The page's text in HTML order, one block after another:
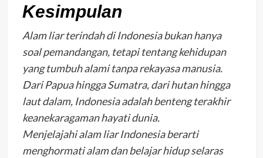
Kesimpulan
Alam liar terindah di Indonesia bukan hanya
soal pemandangan, tetapi tentang kehidupan
yang tumbuh alami tanpa rekayasa manusia.
Dari Papua hingga Sumatra, dari hutan hingga
laut dalam, Indonesia adalah benteng terakhir
keanekaragaman hayati dunia.
Menjelajahi alam liar Indonesia berarti
menghormati alam dan belajar hidup selaras